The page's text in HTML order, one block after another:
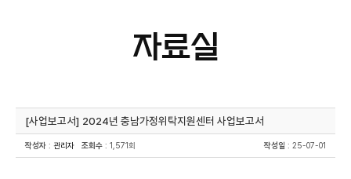
자료실
[사업보고서] 2024년 충남가정위탁지원센터 사업보고서
작성자 : 관리자 조회수 : 1,571회 작성일 : 25-07-01